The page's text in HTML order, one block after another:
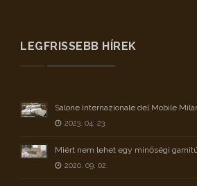
LEGFRISSEBB HÍREK
Salone Internazionale del Mobile
2023. 04. 23.
Miért nem lehet egy minőségi
2020. 09. 02.